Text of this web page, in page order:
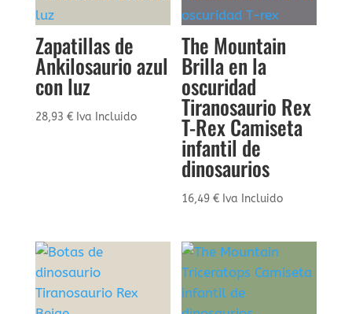
Zapatillas de
Ankilosaurio azul
con luz
28,93 € Iva Incluido
The Mountain
Brilla en la
oscuridad
Tiranosaurio Rex
T-Rex Camiseta
infantil de
dinosaurios
16,49€ Iva Incluido